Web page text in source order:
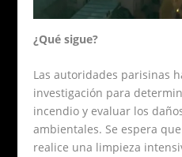
¿Qué sigue?
Las autoridades parisinas
investigación para
incendio y evaluar los
ambientales. Se espera
realice una limpieza